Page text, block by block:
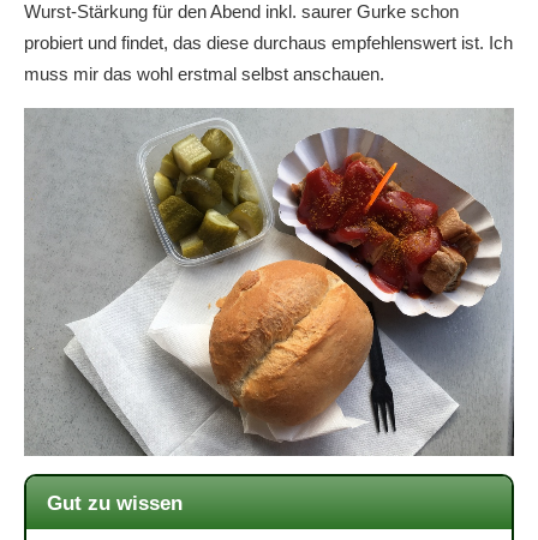
Wurst-Stärkung für den Abend inkl. saurer Gurke schon
probiert und findet, das diese durchaus empfehlenswert ist. Ich
muss mir das wohl erstmal selbst anschauen.
Gut zu wissen